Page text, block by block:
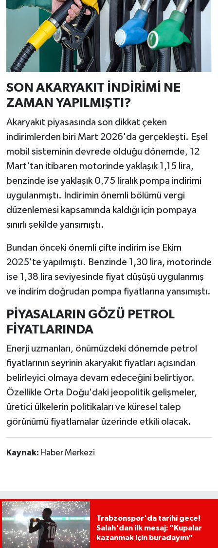
SON AKARYAKIT İNDİRİMİ NE
ZAMAN YAPILMIŞTI?
Akaryakıt piyasasında son dikkat çeken
indirimlerden biri Mart 2026'da gerçekleşti. Eşel
mobil sisteminin devrede olduğu dönemde, 12
Mart'tan itibaren motorinde yaklaşık 1,15 lira,
benzinde ise yaklaşık 0,75 liralık pompa indirimi
uygulanmıştı. İndirimin önemli bölümü vergi
düzenlemesi kapsamında kaldığı için pompaya
sınırlı şekilde yansımıştı.
Bundan önceki önemli çifte indirim ise Ekim
2025'te yapılmıştı. Benzinde 1,30 lira, motorinde
ise 1,38 lira seviyesinde fiyat düşüşü uygulanmış
ve indirim doğrudan pompa fiyatlarına yansımıştı.
PİYASALARIN GÖZÜ PETROL
FİYATLARINDA
Enerji uzmanları, önümüzdeki dönemde petrol
fiyatlarının seyrinin akaryakıt fiyatları açısından
belirleyici olmaya devam edeceğini belirtiyor.
Özellikle Orta Doğu'daki jeopolitik gelişmeler,
üretici ülkelerin politikaları ve küresel talep
görünümü fiyatlamalar üzerinde etkili olacak.
Kaynak: Haber Merkezi
Trabzonspor'da tarihi gece!
Salah'dan ilk mesaj: "Kupalar
kazanmak için buradayım"